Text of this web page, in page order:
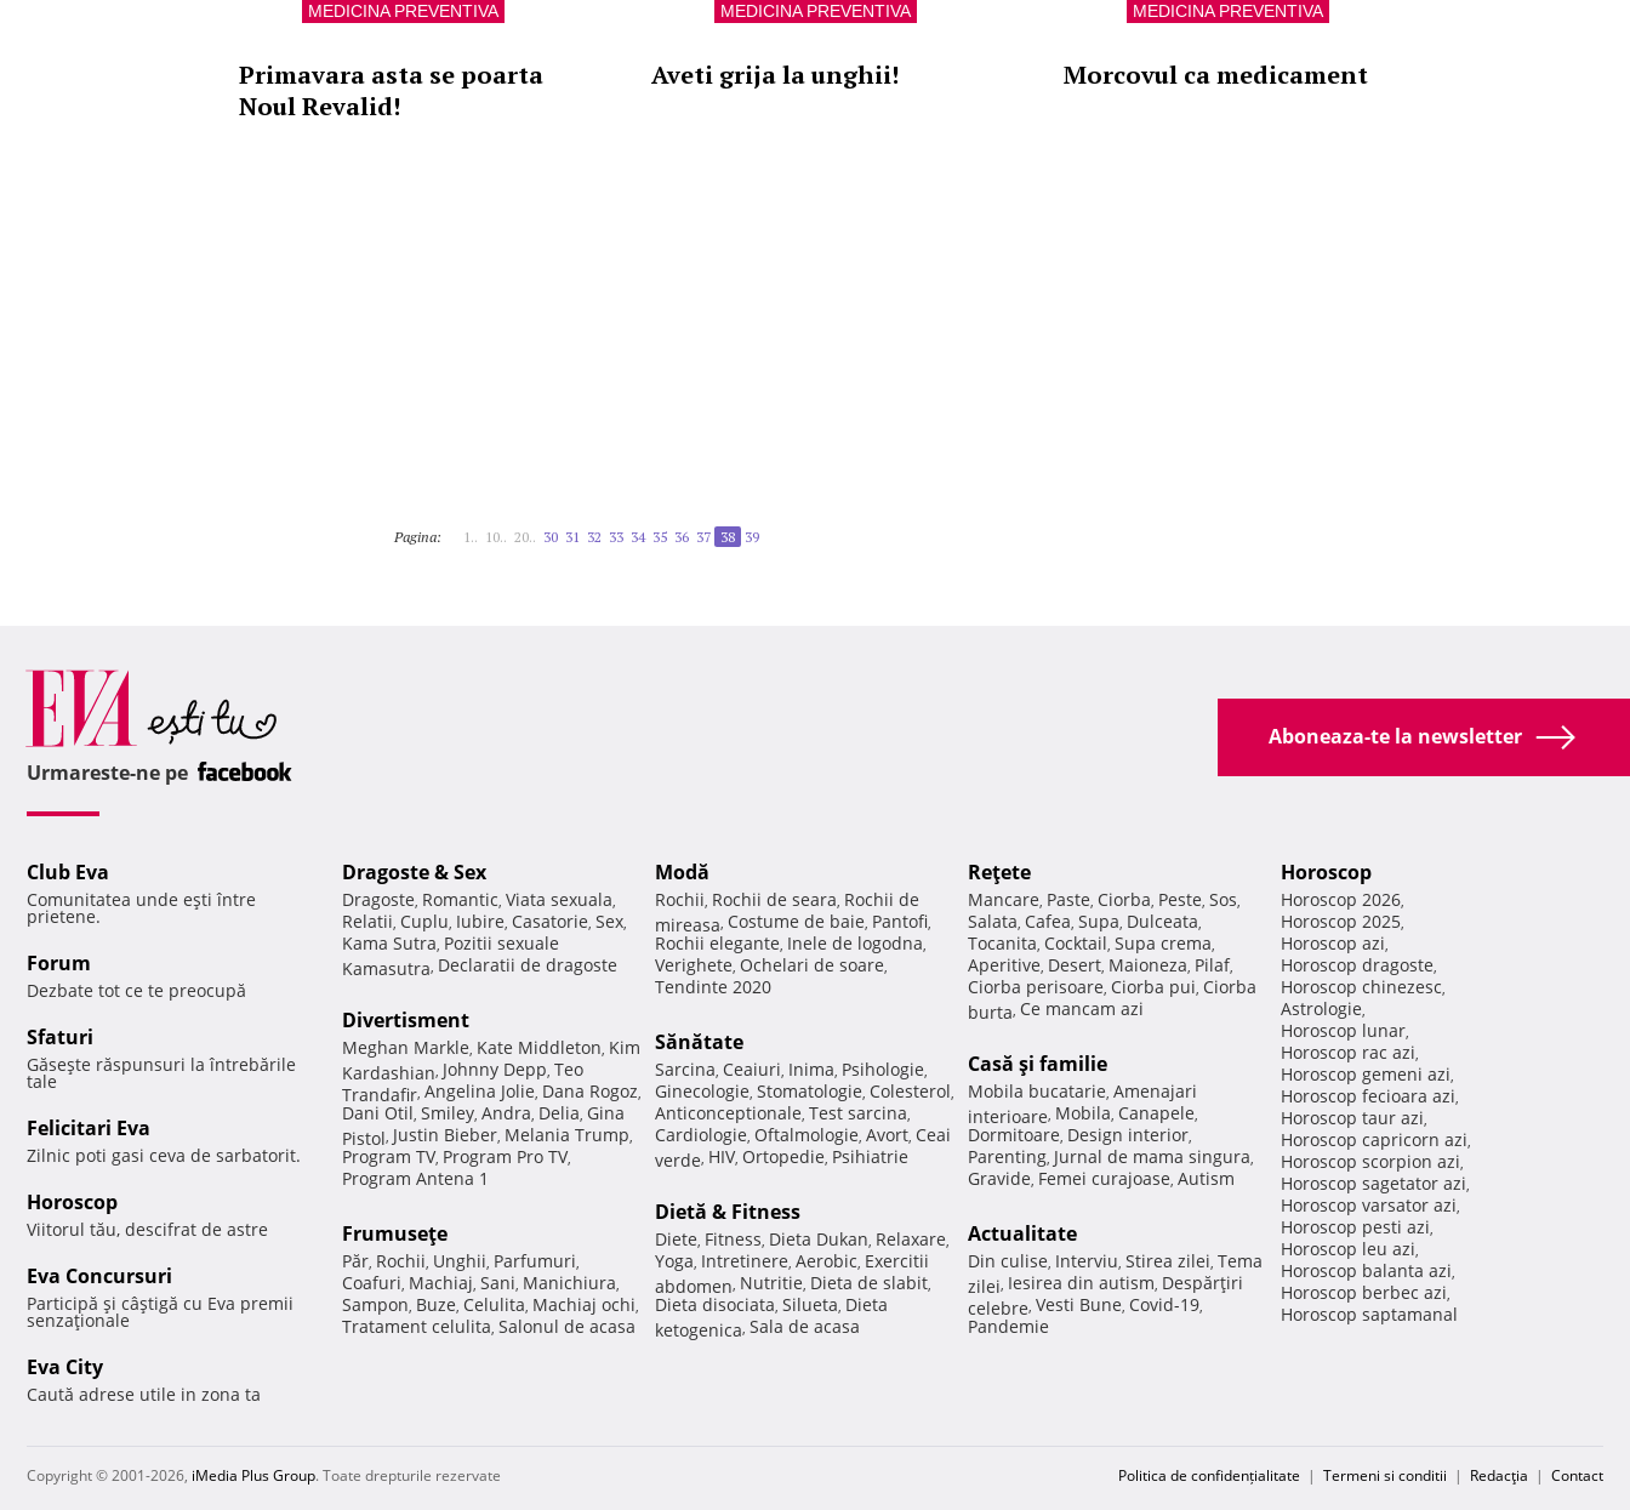
MEDICINA PREVENTIVA
Primavara asta se poarta
Noul Revalid!
MEDICINA PREVENTIVA
Aveti grija la unghii!
MEDICINA PREVENTIVA
Morcovul ca medicament
Pagina: 1.. 10.. 20.. 30 31 32 33 34 35 36 37 38 39
Aboneaza-te la newsletter
Urmareste-ne pe
Club Eva
Comunitatea unde eşti între
prietene.
Forum
Dezbate tot ce te preocupă
Sfaturi
Găseşte răspunsuri la întrebările
tale
Felicitari Eva
Zilnic poti gasi ceva de sarbatorit.
Horoscop
Viitorul tău, descifrat de astre
Eva Concursuri
Participă şi câştigă cu Eva premii
senzaţionale
Eva City
Caută adrese utile in zona ta
Dragoste & Sex
Dragoste, Romantic, Viata sexuala,
Relatii, Cuplu, Iubire, Casatorie, Sex,
Kama Sutra, Pozitii sexuale
Kamasutra, Declaratii de dragoste
Divertisment
Meghan Markle, Kate Middleton, Kim
Kardashian, Johnny Depp, Teo
Trandafir, Angelina Jolie, Dana Rogoz,
Dani Otil, Smiley, Andra, Delia, Gina
Pistol, Justin Bieber, Melania Trump,
Program TV, Program Pro TV,
Program Antena 1
Frumuseţe
Păr, Rochii, Unghii, Parfumuri,
Coafuri, Machiaj, Sani, Manichiura,
Sampon, Buze, Celulita, Machiaj ochi,
Tratament celulita, Salonul de acasa
Modă
Rochii, Rochii de seara, Rochii de
mireasa, Costume de baie, Pantofi,
Rochii elegante, Inele de logodna,
Verighete, Ochelari de soare,
Tendinte 2020
Sănătate
Sarcina, Ceaiuri, Inima, Psihologie,
Ginecologie, Stomatologie, Colesterol,
Anticonceptionale, Test sarcina,
Cardiologie, Oftalmologie, Avort, Ceai
verde, HIV, Ortopedie, Psihiatrie
Dietă & Fitness
Diete, Fitness, Dieta Dukan, Relaxare,
Yoga, Intretinere, Aerobic, Exercitii
abdomen, Nutritie, Dieta de slabit,
Dieta disociata, Silueta, Dieta
ketogenica, Sala de acasa
Reţete
Mancare, Paste, Ciorba, Peste, Sos,
Salata, Cafea, Supa, Dulceata,
Tocanita, Cocktail, Supa crema,
Aperitive, Desert, Maioneza, Pilaf,
Ciorba perisoare, Ciorba pui, Ciorba
burta, Ce mancam azi
Casă şi familie
Mobila bucatarie, Amenajari
interioare, Mobila, Canapele,
Dormitoare, Design interior,
Parenting, Jurnal de mama singura,
Gravide, Femei curajoase, Autism
Actualitate
Din culise, Interviu, Stirea zilei, Tema
zilei, Iesirea din autism, Despărţiri
celebre, Vesti Bune, Covid-19,
Pandemie
Horoscop
Horoscop 2026,
Horoscop 2025,
Horoscop azi,
Horoscop dragoste,
Horoscop chinezesc,
Astrologie,
Horoscop lunar,
Horoscop rac azi,
Horoscop gemeni azi,
Horoscop fecioara azi,
Horoscop taur azi,
Horoscop capricorn azi,
Horoscop scorpion azi,
Horoscop sagetator azi,
Horoscop varsator azi,
Horoscop pesti azi,
Horoscop leu azi,
Horoscop balanta azi,
Horoscop berbec azi,
Horoscop saptamanal
Copyright © 2001-2026, iMedia Plus Group. Toate drepturile rezervate Politica de confidențialitate | Termeni si conditii | Redacţia | Contact